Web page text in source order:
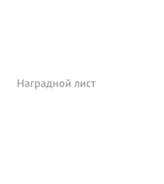
Наградной лист